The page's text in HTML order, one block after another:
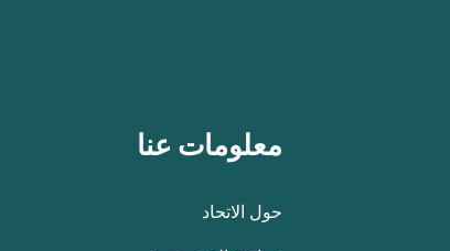
معلومات عنا
حول الاتحاد